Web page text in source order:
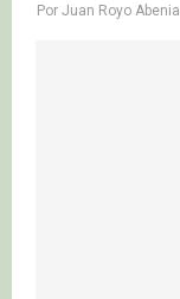
Por Juan Royo Abenia